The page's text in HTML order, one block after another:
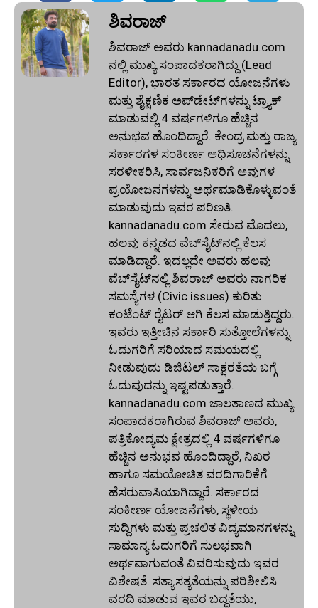
ಶಿವರಾಜ್
ಶಿವರಾಜ್ ಅವರು kannadanadu.com
ನಲ್ಲಿ ಮುಖ್ಯ ಸಂಪಾದಕರಾಗಿದ್ದು (Lead
Editor), ಭಾರತ ಸರ್ಕಾರದ ಯೋಜನೆಗಳು
ಮತ್ತು ಶೈಕ್ಷಣಿಕ ಅಪ್‌ಡೇಟ್‌ಗಳನ್ನು ಟ್ರ್ಯಾಕ್
ಮಾಡುವಲ್ಲಿ 4 ವರ್ಷಗಳಿಗೂ ಹೆಚ್ಚಿನ
ಅನುಭವ ಹೊಂದಿದ್ದಾರೆ. ಕೇಂದ್ರ ಮತ್ತು ರಾಜ್ಯ
ಸರ್ಕಾರಗಳ ಸಂಕೀರ್ಣ ಅಧಿಸೂಚನೆಗಳನ್ನು
ಸರಳೀಕರಿಸಿ, ಸಾರ್ವಜನಿಕರಿಗೆ ಅವುಗಳ
ಪ್ರಯೋಜನಗಳನ್ನು ಅರ್ಥಮಾಡಿಕೊಳ್ಳುವಂತೆ
ಮಾಡುವುದು ಇವರ ಪರಿಣತಿ.
kannadanadu.com ಸೇರುವ ಮೊದಲು,
ಹಲವು ಕನ್ನಡದ ವೆಬ್‌ಸೈಟ್‌ನಲ್ಲಿ ಕೆಲಸ
ಮಾಡಿದ್ದಾರೆ. ಇದಲ್ಲದೇ ಅವರು ಹಲವು
ವೆಬ್‌ಸೈಟ್‌ನಲ್ಲಿ ಶಿವರಾಜ್ ಅವರು ನಾಗರಿಕ
ಸಮಸ್ಯೆಗಳ (Civic issues) ಕುರಿತು
ಕಂಟೆಂಟ್ ರೈಟರ್ ಆಗಿ ಕೆಲಸ ಮಾಡುತ್ತಿದ್ದರು.
ಇವರು ಇತ್ತೀಚಿನ ಸರ್ಕಾರಿ ಸುತ್ತೋಲೆಗಳನ್ನು
ಓದುಗರಿಗೆ ಸರಿಯಾದ ಸಮಯದಲ್ಲಿ
ನೀಡುವುದು ಡಿಜಿಟಲ್ ಸಾಕ್ಷರತೆಯ ಬಗ್ಗೆ
ಓದುವುದನ್ನು ಇಷ್ಟಪಡುತ್ತಾರೆ.
kannadanadu.com ಜಾಲತಾಣದ ಮುಖ್ಯ
ಸಂಪಾದಕರಾಗಿರುವ ಶಿವರಾಜ್ ಅವರು,
ಪತ್ರಿಕೋದ್ಯಮ ಕ್ಷೇತ್ರದಲ್ಲಿ 4 ವರ್ಷಗಳಿಗೂ
ಹೆಚ್ಚಿನ ಅನುಭವ ಹೊಂದಿದ್ದಾರೆ, ನಿಖರ
ಹಾಗೂ ಸಮಯೋಚಿತ ವರದಿಗಾರಿಕೆಗೆ
ಹೆಸರುವಾಸಿಯಾಗಿದ್ದಾರೆ. ಸರ್ಕಾರದ
ಸಂಕೀರ್ಣ ಯೋಜನೆಗಳು, ಸ್ಥಳೀಯ
ಸುದ್ದಿಗಳು ಮತ್ತು ಪ್ರಚಲಿತ ವಿದ್ಯಮಾನಗಳನ್ನು
ಸಾಮಾನ್ಯ ಓದುಗರಿಗೆ ಸುಲಭವಾಗಿ
ಅರ್ಥವಾಗುವಂತೆ ವಿವರಿಸುವುದು ಇವರ
ವಿಶೇಷತೆ. ಸತ್ಯಾಸತ್ಯತೆಯನ್ನು ಪರಿಶೀಲಿಸಿ
ವರದಿ ಮಾಡುವ ಇವರ ಬದ್ಧತೆಯು,